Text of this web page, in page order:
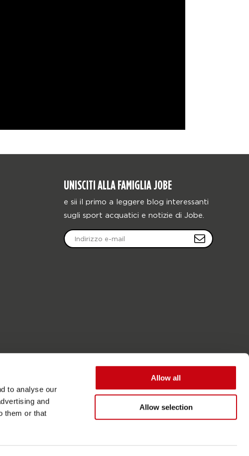
to analyse our
and
them or that
Allow all
Allow selection
UNISCITI ALLA FAMIGLIA JOBE
e sii il primo a leggere blog interessanti
sugli sport acquatici e notizie di Jobe.